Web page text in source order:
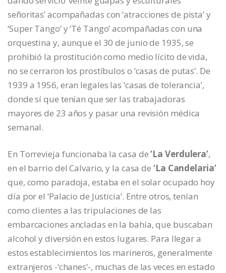
señoritas’ acompañadas con ‘atracciones de pista’ y
‘Super Tango’ y ‘Té Tango’ acompañadas con una
orquestina y, aunque el 30 de junio de 1935, se
prohibió la prostitución como medio lícito de vida,
no se cerraron los prostíbulos o ‘casas de putas’. De
1939 a 1956, eran legales las ‘casas de tolerancia’,
donde sí que tenían que ser las trabajadoras
mayores de 23 años y pasar una revisión médica
semanal.
En Torrevieja funcionaba la casa de‘La Verdulera’,
en el barrio del Calvario, y la casa de ‘La Candelaria’
que, como paradoja, estaba en el solar ocupado hoy
día por el ‘Palacio de Justicia’. Entre otros, tenían
como clientes a las tripulaciones de las
embarcaciones ancladas en la bahía, que buscaban
alcohol y diversión en estos lugares. Para llegar a
estos establecimientos los marineros, generalmente
extranjeros -‘chanes’-, muchas de las veces en estado